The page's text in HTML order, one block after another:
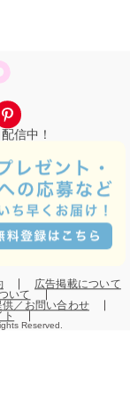
Pinterest
信中！
広告掲載について
いて
供／お問い合わせ
Reserved.